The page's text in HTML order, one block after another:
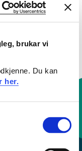
brukar vi
Du kan
her.
etter i